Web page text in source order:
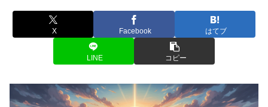
X Facebook はてブ
LINE コピー